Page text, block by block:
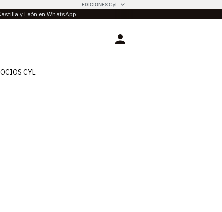
EDICIONES CyL
y León en WhatsApp
Login
CYL